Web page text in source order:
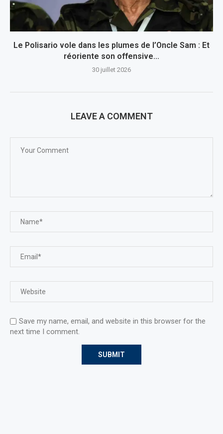
Le Polisario vole dans les plumes de l’Oncle Sam : Et
réoriente son offensive...
30 juillet 2026
LEAVE A COMMENT
Save my name, email, and website in this browser for the
next time I comment.